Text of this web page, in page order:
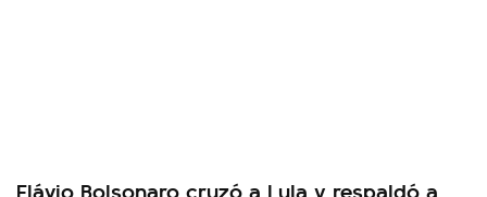
Flávio Bolsonaro cruzó a Lula y respaldó a